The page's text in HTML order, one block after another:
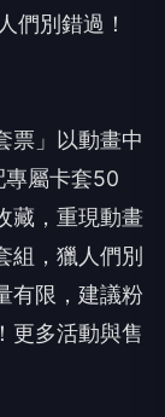
們別錯過！
票」以動畫中
專屬卡套50
藏，重現動畫
組，獵人們別
有限，建議粉
更多活動與售